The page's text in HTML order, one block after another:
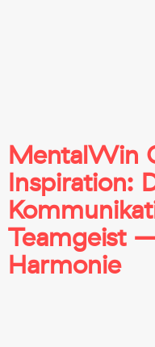
MentalWin
Inspiration:
Teamgeist
Harmonie